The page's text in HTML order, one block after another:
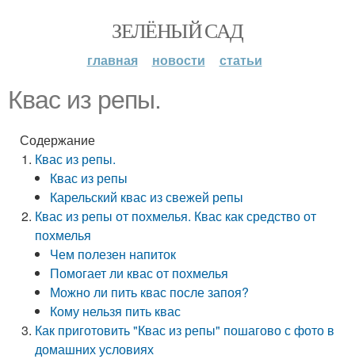
ЗЕЛЁНЫЙ САД
главная новости статьи
Квас из репы.
Содержание
Квас из репы.
Квас из репы
Карельский квас из свежей репы
Квас из репы от похмелья. Квас как средство от
похмелья
Чем полезен напиток
Помогает ли квас от похмелья
Можно ли пить квас после запоя?
Кому нельзя пить квас
Как приготовить "Квас из репы" пошагово с фото в
домашних условиях